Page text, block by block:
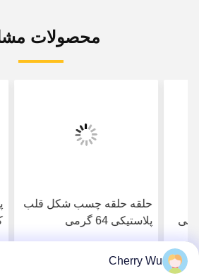
محصولات
حلقه حلقه چسب شکل قلب
پلاستیکی 64 گرمی
برای پر کردن مژه
بهترین قیمت را دریافت
پوشش
Cherry Wu